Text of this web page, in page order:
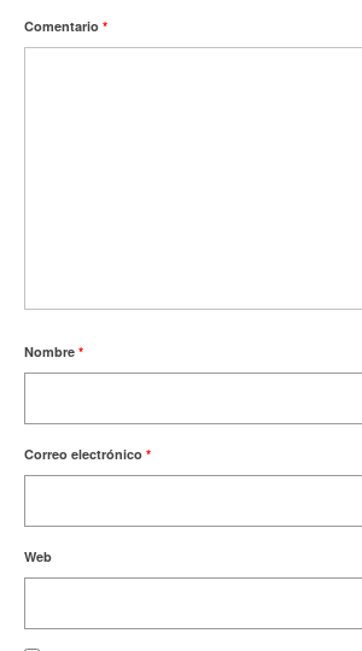
Comentario *
Nombre *
Correo electrónico *
Web